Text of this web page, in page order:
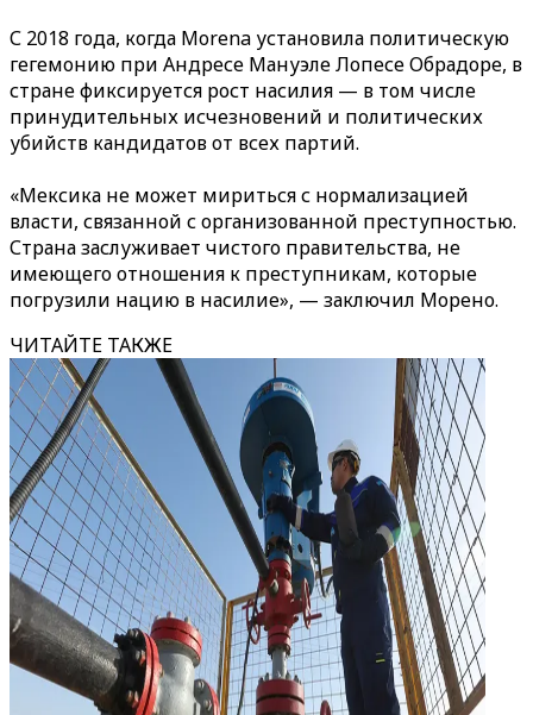
С 2018 года, когда Morena установила политическую
гегемонию при Андресе Мануэле Лопесе Обрадоре, в
стране фиксируется рост насилия — в том числе
принудительных исчезновений и политических
убийств кандидатов от всех партий.
«Мексика не может мириться с нормализацией
власти, связанной с организованной преступностью.
Страна заслуживает чистого правительства, не
имеющего отношения к преступникам, которые
погрузили нацию в насилие», — заключил Морено.
ЧИТАЙТЕ ТАКЖЕ